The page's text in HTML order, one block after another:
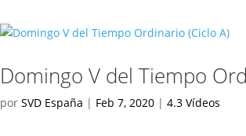
Domingo V del Tiempo
porSVD España | Feb 7, 2020 |4.3 Vídeos